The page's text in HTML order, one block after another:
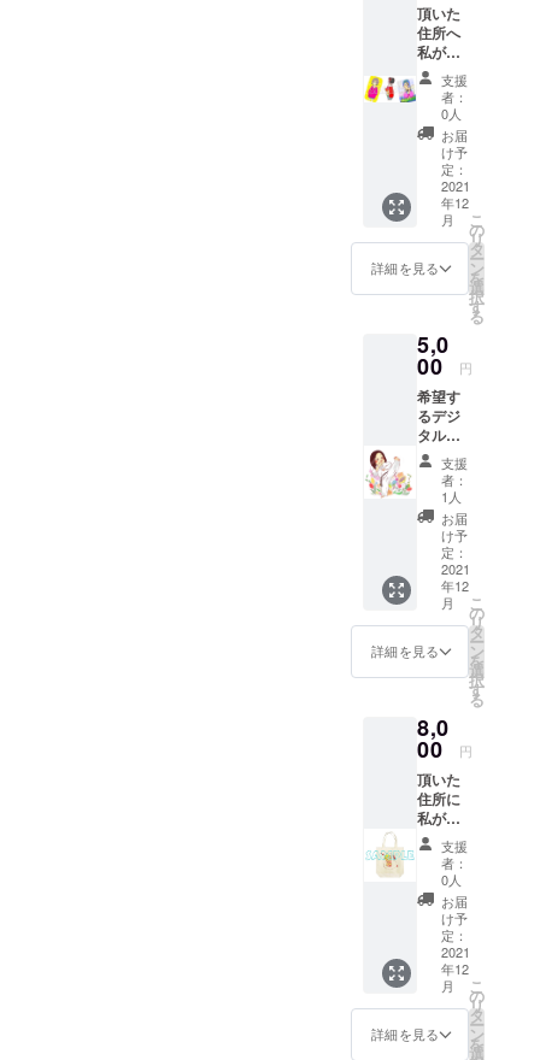
頂いた
住所へ
私がデ
ザイン
するオ
リジナ
ルのス
テッ
カーを3
枚送付
させて
いただ
きま
す。 ス
テッ
カーは
ジェク
ト終了
後にデ
ザイン
致しま
す。3枚
とも絵
柄が被
らない
ように
デザイ
ン致し
ます。
支援
者：
0人
お届
け予
定：
2021
年12
月
詳細を見る
こ
の
リ
タ
ー
ン
を
選
択
す
る
5,0
00 円
希望す
るデジ
タルイ
ラスト
を1枚描
かせて
頂き、
メール
にて送
付させ
て頂き
ます。
人物で
も物体
でもOK
です。
デフォ
ルメと
なりま
す。
メール
にて希
望する
ものの
写真を1
枚お送
りくだ
さい。3
枚程度
だとな
お良し
です。
お顔の
支援
者：
1人
お届
け予
定：
2021
年12
月
詳細を見る
こ
の
リ
タ
ー
ン
を
選
択
す
る
8,0
00 円
頂いた
住所に
私がデ
ザイン
する
トート
バック1
つと、
ステッ
カー3枚
を送付
させて
いただ
きま
す。 ※
支援
者：
0人
お届
け予
定：
2021
年12
月
詳細を見る
こ
の
リ
タ
ー
ン
を
選